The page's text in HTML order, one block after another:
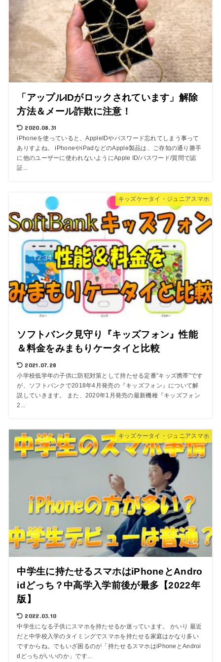
「アップルIDがロックされています」解除
方法＆メール詐欺に注意！
2020.08.31
iPhoneを使っていると、AppleIDやパスワード忘れてしまう事って
ありすよね。 iPhoneやiPadなどのApple製品は、ご存知の通り勝手
に他のユーザーに使われないようにApple ID/パスワード/質問で認
証...
キッズケータイ・ジュニアスマホ
ソフトバンク見守り『キッズフォン』性能
＆料金をみまもりケータイと比較
2021.07.28
小学校低学年の子供に防犯対策として持たせる定番”キッズ携帯”です
が、ソフトバンクで2018年4月発売の『キッズフォン』について解
説していきます。 また、2020年1月発売の最新機種『キッズフォン
2...
キッズケータイ・ジュニアスマホ
中学生に持たせるスマホはiPhoneとAndro
idどっち？中高学入学前後が最多【2022年
版】
2022.03.10
中学生になる子供にスマホを持たせるか迷っています。 かいり 最近
だと中学校入学のタイミングでスマホを持たせる家庭はかなり多い
ですからね。でもいざ困るのが「持たせるスマホはiPhoneとAndroi
dどっちがいいのか」です...